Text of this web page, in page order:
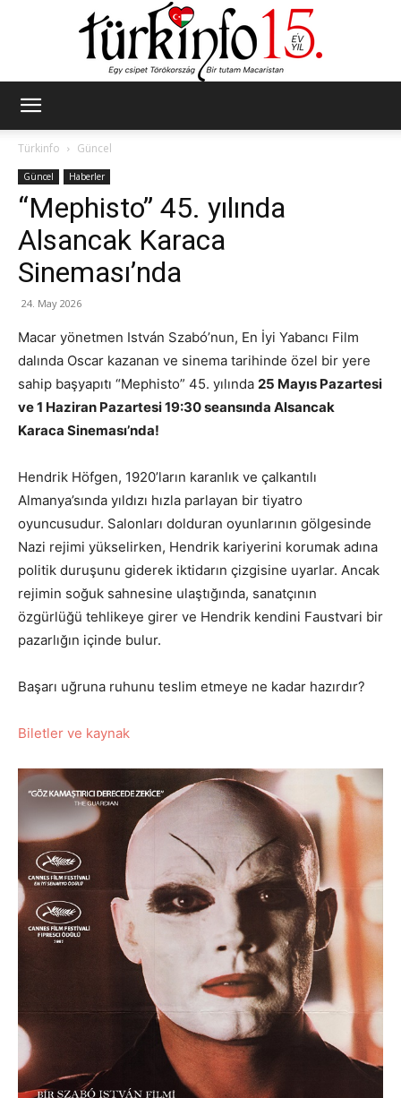
Türkinfo
Güncel
Güncel Haberler
“Mephisto” 45. yılında
Alsancak Karaca
Sineması’nda
24. May 2026
Macar yönetmen István Szabó’nun, En İyi Yabancı Film
dalında Oscar kazanan ve sinema tarihinde özel bir yere
sahip başyapıtı “Mephisto” 45. yılında 25 Mayıs Pazartesi
ve 1 Haziran Pazartesi 19:30 seansında Alsancak
Karaca Sineması’nda!
Hendrik Höfgen, 1920’ların karanlık ve çalkantılı
Almanya’sında yıldızı hızla parlayan bir tiyatro
oyuncusudur. Salonları dolduran oyunlarının gölgesinde
Nazi rejimi yükselirken, Hendrik kariyerini korumak adına
politik duruşunu giderek iktidarın çizgisine uyarlar. Ancak
rejimin soğuk sahnesine ulaştığında, sanatçının
özgürlüğü tehlikeye girer ve Hendrik kendini Faustvari bir
pazarlığın içinde bulur.
Başarı uğruna ruhunu teslim etmeye ne kadar hazırdır?
Biletler ve kaynak